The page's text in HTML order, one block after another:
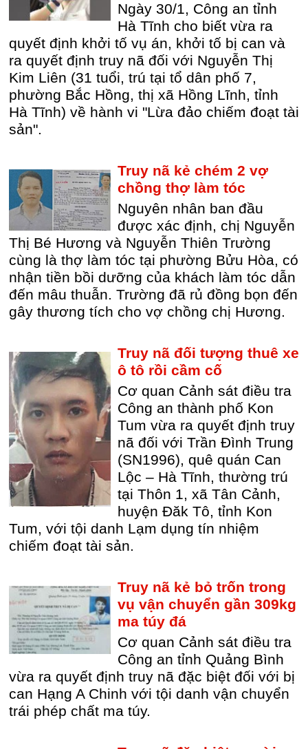
Ngày 30/1, Công an tỉnh
Hà Tĩnh cho biết vừa ra
quyết định khởi tố vụ án, khởi tố bị can và
ra quyết định truy nã đối với Nguyễn Thị
Kim Liên (31 tuổi, trú tại tổ dân phố 7,
phường Bắc Hồng, thị xã Hồng Lĩnh, tỉnh
Hà Tĩnh) về hành vi "Lừa đảo chiếm đoạt tài
sản".
Truy nã kẻ chém 2 vợ
chồng thợ làm tóc
Nguyên nhân ban đầu
được xác định, chị Nguyễn
Thị Bé Hương và Nguyễn Thiên Trường
cùng là thợ làm tóc tại phường Bửu Hòa, có
nhận tiền bồi dưỡng của khách làm tóc dẫn
đến mâu thuẫn. Trường đã rủ đồng bọn đến
gây thương tích cho vợ chồng chị Hương.
Truy nã đối tượng thuê xe
ô tô rồi cầm cố
Cơ quan Cảnh sát điều tra
Công an thành phố Kon
Tum vừa ra quyết định truy
nã đối với Trần Đình Trung
(SN1996), quê quán Can
Lộc – Hà Tĩnh, thường trú
tại Thôn 1, xã Tân Cảnh,
huyện Đăk Tô, tỉnh Kon
Tum, với tội danh Lạm dụng tín nhiệm
chiếm đoạt tài sản.
Truy nã kẻ bỏ trốn trong
vụ vận chuyển gần 309kg
ma túy đá
Cơ quan Cảnh sát điều tra
Công an tỉnh Quảng Bình
vừa ra quyết định truy nã đặc biệt đối với bị
can Hạng A Chinh với tội danh vận chuyển
trái phép chất ma túy.